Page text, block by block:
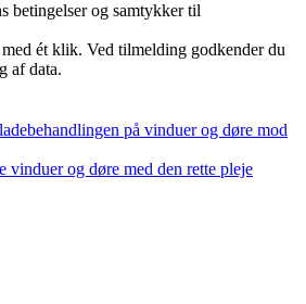
betingelser og samtykker til
ét klik. Ved tilmelding godkender du
af data.
på vinduer og døre mod
vinduer og døre med den rette pleje